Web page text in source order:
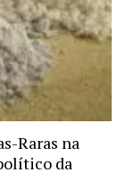
Raras na
da